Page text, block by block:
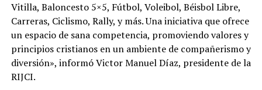
Vitilla, Baloncesto 5×5, Fútbol, Voleibol, Béisbol Libre,
Carreras, Ciclismo, Rally, y más. Una iniciativa que ofrece
un espacio de sana competencia, promoviendo valores y
principios cristianos en un ambiente de compañerismo y
diversión», informó Victor Manuel Díaz, presidente de la
RIJCI.